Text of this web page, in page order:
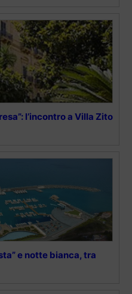
l’incontro a Villa Zito
e notte bianca, tra